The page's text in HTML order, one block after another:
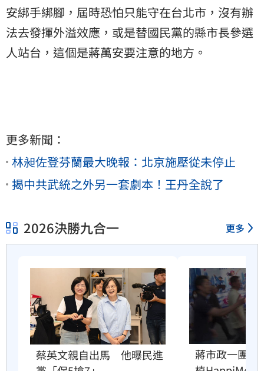
安綁手綁腳，屆時恐怕只能守在台北市，沒有辦
法去發揮外溢效應，或是替國民黨的縣市長參選
人站台，這個是蔣萬安要注意的地方。
更多新聞：
林昶佐登芬蘭最大晚報：北京施壓從未停止
揭中共武統之外另一套劇本！王丹全說了
2026決勝九合一 更多
蔡英文親自出馬　他曝民進
蔣市政一團糟